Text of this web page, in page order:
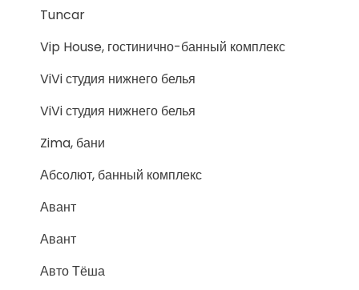
Tuncar
Vip House, гостинично-банный комплекс
ViVi студия нижнего белья
ViVi студия нижнего белья
Zima, бани
Абсолют, банный комплекс
Авант
Авант
Авто Тёша